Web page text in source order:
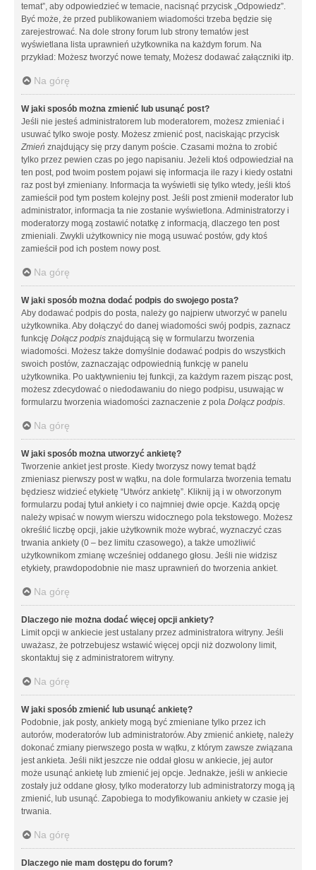
temat”, aby odpowiedzieć w temacie, nacisnąć przycisk „Odpowiedz”.
Być może, że przed publikowaniem wiadomości trzeba będzie się
zarejestrować. Na dole strony forum lub strony tematów jest
wyświetlana lista uprawnień użytkownika na każdym forum. Na
przykład: Możesz tworzyć nowe tematy, Możesz dodawać załączniki itp.
Na górę
W jaki sposób można zmienić lub usunąć post?
Jeśli nie jesteś administratorem lub moderatorem, możesz zmieniać i
usuwać tylko swoje posty. Możesz zmienić post, naciskając przycisk
Zmień znajdujący się przy danym poście. Czasami można to zrobić
tylko przez pewien czas po jego napisaniu. Jeżeli ktoś odpowiedział na
ten post, pod twoim postem pojawi się informacja ile razy i kiedy ostatni
raz post był zmieniany. Informacja ta wyświetli się tylko wtedy, jeśli ktoś
zamieścił pod tym postem kolejny post. Jeśli post zmienił moderator lub
administrator, informacja ta nie zostanie wyświetlona. Administratorzy i
moderatorzy mogą zostawić notatkę z informacją, dlaczego ten post
zmieniali. Zwykli użytkownicy nie mogą usuwać postów, gdy ktoś
zamieścił pod ich postem nowy post.
Na górę
W jaki sposób można dodać podpis do swojego posta?
Aby dodawać podpis do posta, należy go najpierw utworzyć w panelu
użytkownika. Aby dołączyć do danej wiadomości swój podpis, zaznacz
funkcję Dołącz podpis znajdującą się w formularzu tworzenia
wiadomości. Możesz także domyślnie dodawać podpis do wszystkich
swoich postów, zaznaczając odpowiednią funkcję w panelu
użytkownika. Po uaktywnieniu tej funkcji, za każdym razem pisząc post,
możesz zdecydować o niedodawaniu do niego podpisu, usuwając w
formularzu tworzenia wiadomości zaznaczenie z pola Dołącz podpis.
Na górę
W jaki sposób można utworzyć ankietę?
Tworzenie ankiet jest proste. Kiedy tworzysz nowy temat bądź
zmieniasz pierwszy post w wątku, na dole formularza tworzenia tematu
będziesz widzieć etykietę “Utwórz ankietę”. Kliknij ją i w otworzonym
formularzu podaj tytuł ankiety i co najmniej dwie opcje. Każdą opcję
należy wpisać w nowym wierszu widocznego pola tekstowego. Możesz
określić liczbę opcji, jakie użytkownik może wybrać, wyznaczyć czas
trwania ankiety (0 – bez limitu czasowego), a także umożliwić
użytkownikom zmianę wcześniej oddanego głosu. Jeśli nie widzisz
etykiety, prawdopodobnie nie masz uprawnień do tworzenia ankiet.
Na górę
Dlaczego nie można dodać więcej opcji ankiety?
Limit opcji w ankiecie jest ustalany przez administratora witryny. Jeśli
uważasz, że potrzebujesz wstawić więcej opcji niż dozwolony limit,
skontaktuj się z administratorem witryny.
Na górę
W jaki sposób zmienić lub usunąć ankietę?
Podobnie, jak posty, ankiety mogą być zmieniane tylko przez ich
autorów, moderatorów lub administratorów. Aby zmienić ankietę, należy
dokonać zmiany pierwszego posta w wątku, z którym zawsze związana
jest ankieta. Jeśli nikt jeszcze nie oddał głosu w ankiecie, jej autor
może usunąć ankietę lub zmienić jej opcje. Jednakże, jeśli w ankiecie
zostały już oddane głosy, tylko moderatorzy lub administratorzy mogą ją
zmienić, lub usunąć. Zapobiega to modyfikowaniu ankiety w czasie jej
trwania.
Na górę
Dlaczego nie mam dostępu do forum?